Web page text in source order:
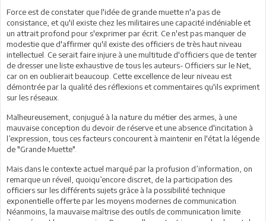
Force est de constater que l'idée de grande muette n'a pas de
consistance, et qu'il existe chez les militaires une capacité indéniable et
un attrait profond pour s'exprimer par écrit. Ce n'est pas manquer de
modestie que d'affirmer qu'il existe des officiers de très haut niveau
intellectuel. Ce serait faire injure à une multitude d'officiers que de tenter
de dresser une liste exhaustive de tous les auteurs- Officiers sur le Net,
car on en oublierait beaucoup. Cette excellence de leur niveau est
démontrée par la qualité des réflexions et commentaires qu'ils expriment
sur les réseaux.
Malheureusement, conjugué à la nature du métier des armes, à une
mauvaise conception du devoir de réserve et une absence d'incitation à
l’expression, tous ces facteurs concourent à maintenir en l'état la légende
de "Grande Muette".
Mais dans le contexte actuel marqué par la profusion d’information, on
remarque un réveil, quoiqu’encore discret, de la participation des
officiers sur les différents sujets grâce à la possibilité technique
exponentielle offerte par les moyens modernes de communication.
Néanmoins, la mauvaise maîtrise des outils de communication limite